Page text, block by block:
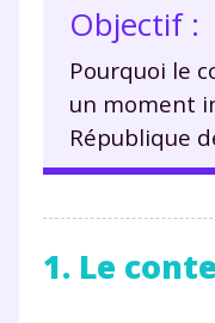
Objectif :
Pourquoi le
un moment
République
1. Le